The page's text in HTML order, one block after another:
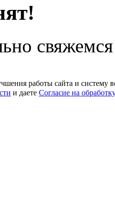
работы сайта и систему
и даете Согласие на